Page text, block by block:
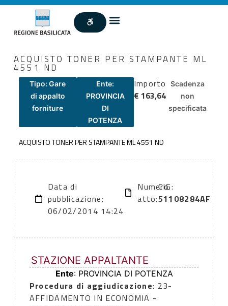
ACQUISTO TONER PER STAMPANTE ML
4551 ND
Tipo: Gare
di appalto
forniture
Ente:
PROVINCIA
DI
POTENZA
Importo
€ 163,64
Scadenza
non
specificata
ACQUISTO TONER PER STAMPANTE ML 4551 ND
Data di
pubblicazione:
06/02/2014 14:24
Numero
atto:
CIG:
51108284AF
STAZIONE APPALTANTE
Ente: PROVINCIA DI POTENZA
Procedura di aggiudicazione: 23-
AFFIDAMENTO IN ECONOMIA -